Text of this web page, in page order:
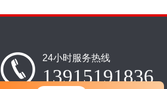
24小时服务热线
13915191836